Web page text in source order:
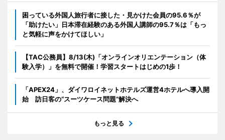
困っている外国人旅行者に接した・見かけた会員の95.6％が
「助けたい」日本滞在経験のある外国人講師の95.7％は「もっ
と気軽に声をかけてほしい」
【TAC公務員】8/13(木)「オンラインオリエンテーション（体
験入学）」を無料で開催！学習スタートはじめの1歩！
「APEX24」、ダイワロイネットホテルズ運営4ホテルへ導入開
始 訪日客の“スーツケース問題”解決へ
もっと見る